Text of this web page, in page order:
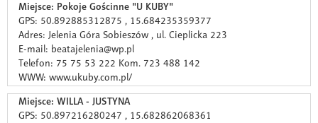
Miejsce: Pokoje Gościnne "U KUBY"
GPS: 50.892885312875 , 15.684235359377
Adres: Jelenia Góra Sobieszów , ul. Cieplicka 223
E-mail: beatajelenia@wp.pl
Telefon: 75 75 53 222 Kom. 723 488 142
WWW: www.ukuby.com.pl/
Miejsce: WILLA - JUSTYNA
GPS: 50.897216280247 , 15.682862068361